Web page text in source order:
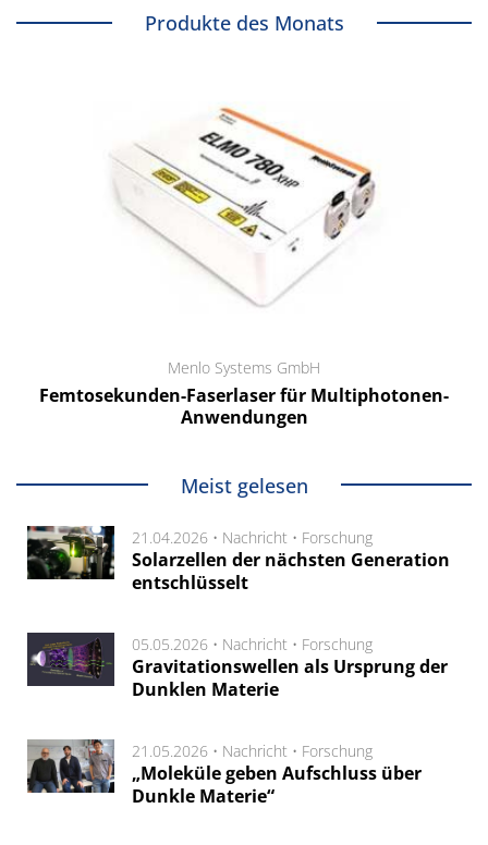
Produkte des Monats
Menlo Systems GmbH
Femtosekunden-Faserlaser für Multiphotonen-
Anwendungen
Meist gelesen
21.04.2026 • Nachricht • Forschung
Solarzellen der nächsten Generation
entschlüsselt
05.05.2026 • Nachricht • Forschung
Gravitationswellen als Ursprung der
Dunklen Materie
21.05.2026 • Nachricht • Forschung
„Moleküle geben Aufschluss über
Dunkle Materie“